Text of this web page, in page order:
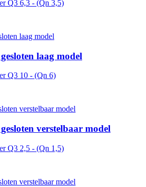
Q3 6,3 - (Qn 3,5)
laag model
Q3 10 - (Qn 6)
verstelbaar model
Q3 2,5 - (Qn 1,5)